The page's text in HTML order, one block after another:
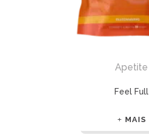
Apetite
Feel Full
MAIS